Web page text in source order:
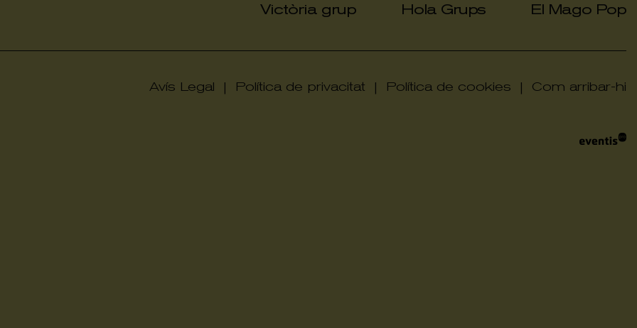
Victòria grup Hola Grups El Mago Pop
Avís Legal | Política de privacitat | Política de cookies | Com arribar-hi